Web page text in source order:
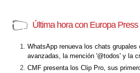
Última hora con Europa Press
WhatsApp renueva los chats grupales
avanzadas, la mención '@todos' y la
CMF presenta los Clip Pro, sus